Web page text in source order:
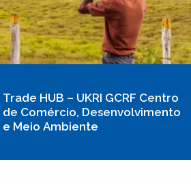
Trade HUB – UKRI GCRF Centro
de Comércio, Desenvolvimento
e Meio Ambiente